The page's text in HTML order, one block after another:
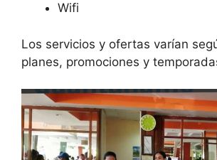
Wifi
Los servicios y ofertas varían
planes, promociones y